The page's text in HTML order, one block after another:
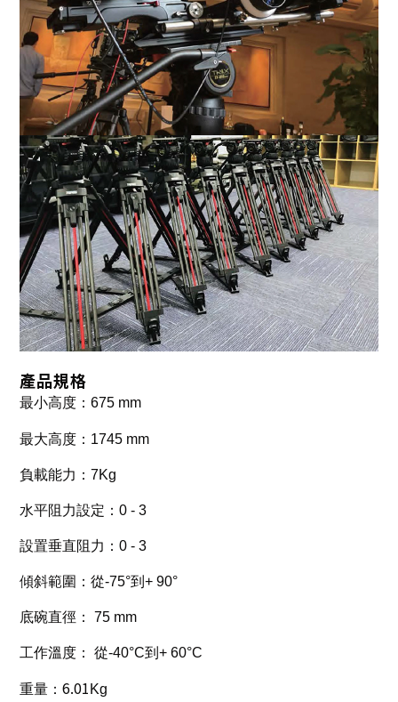
產品規格
最小高度：675 mm
最大高度： 1745 mm
負載能力： 7Kg
水平阻力設定： 0 - 3
設置垂直阻力： 0 - 3
傾斜範圍： 從-75°到+ 90°
底碗直徑： 75 mm
工作溫度： 從-40°C到+ 60°C
重量： 6.01 Kg